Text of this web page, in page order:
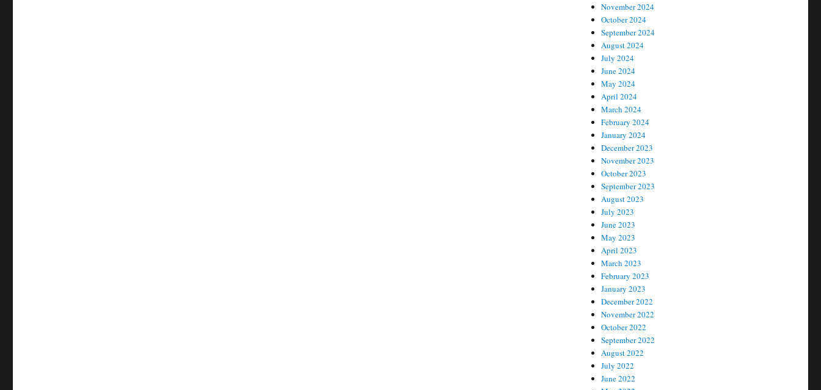
November 2024
October 2024
September 2024
August 2024
July 2024
June 2024
May 2024
April 2024
March 2024
February 2024
January 2024
December 2023
November 2023
October 2023
September 2023
August 2023
July 2023
June 2023
May 2023
April 2023
March 2023
February 2023
January 2023
December 2022
November 2022
October 2022
September 2022
August 2022
July 2022
June 2022